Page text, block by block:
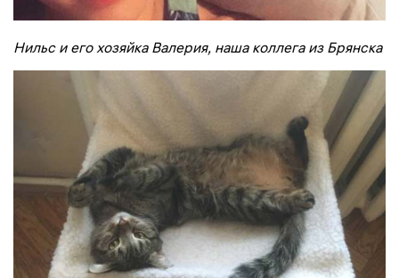
Нильс и его хозяйка Валерия, наша коллега из Брянска